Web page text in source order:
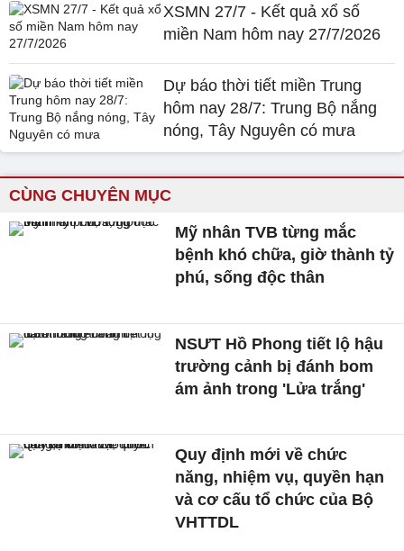
XSMN 27/7 - Kết quả xổ số
miền Nam hôm nay 27/7/2026
Dự báo thời tiết miền Trung
hôm nay 28/7: Trung Bộ nắng
nóng, Tây Nguyên có mưa
CÙNG CHUYÊN MỤC
Mỹ nhân TVB từng mắc
bệnh khó chữa, giờ thành tỷ
phú, sống độc thân
NSƯT Hồ Phong tiết lộ hậu
trường cảnh bị đánh bom
ám ảnh trong 'Lửa trắng'
Quy định mới về chức
năng, nhiệm vụ, quyền hạn
và cơ cấu tổ chức của Bộ
VHTTDL